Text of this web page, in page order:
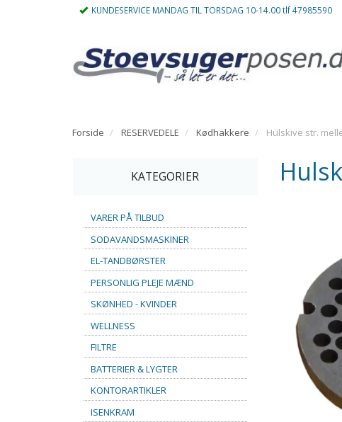
KUNDESERVICE MANDAG TIL TORSDAG 10-14.00 tlf 47985590
Forside RESERVEDELE Kødhakkere Hulskive str.
KATEGORIER
VARER PÅ TILBUD
SODAVANDSMASKINER
EL-TANDBØRSTER
PERSONLIG PLEJE MÆND
SKØNHED - KVINDER
WELLNESS
FILTRE
BATTERIER & LYGTER
KONTORARTIKLER
ISENKRAM